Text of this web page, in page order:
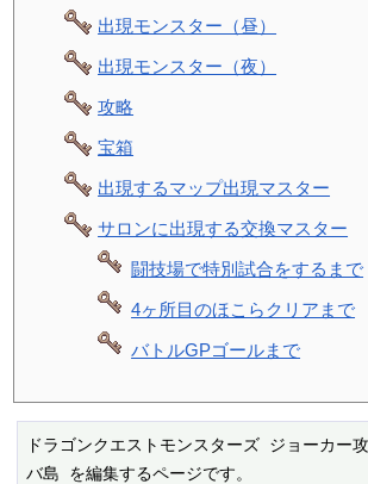
出現モンスター（昼）
出現モンスター（夜）
攻略
宝箱
出現するマップ出現マスター
サロンに出現する交換マスター
闘技場で特別試合をするまで
4ヶ所目のほこらクリアまで
バトルGPゴールまで
ドラゴンクエストモンスターズ ジョーカー
バ島 を編集するページです。